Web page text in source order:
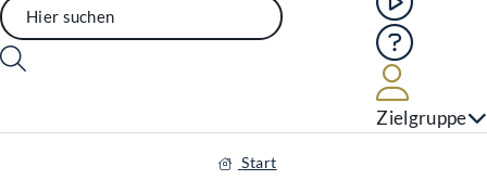
Hilfe
Zielgruppe
Start